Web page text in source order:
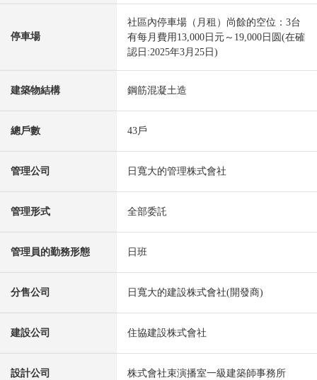
停車場
社區內停車場（月租）尚餘的空位：3台
有每月費用13,000日元～19,000日圆(在確
認日:2025年3月25日)
建築物結構 鋼筋混凝土造
總戶數 43戶
管理公司 日寬大的管理株式會社
管理形式 全部委託
管理員的勤務形態 日班
分售公司 日寬大的建設株式會社(開發商)
建設公司 住協建設株式會社
設計公司 株式會社束演播室一級建築師事務所